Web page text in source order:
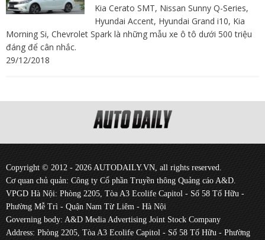
Kia Cerato SMT, Nissan Sunny Q-Series,
Hyundai Accent, Hyundai Grand i10, Kia
Morning Si, Chevrolet Spark là những mẫu xe ô tô dưới 500 triệu
đáng để cân nhắc.
29/12/2018
Copyright © 2012 - 2026 AUTODAILY.VN, all rights reserved.
Cơ quan chủ quản: Công ty Cổ phần Truyền thông Quảng cáo A&D.
VPGD Hà Nội: Phòng 2205, Tòa A3 Ecolife Capitol - Số 58 Tố Hữu -
Phường Mễ Trì - Quận Nam Từ Liêm - Hà Nội
Governing body: A&D Media Advertising Joint Stock Company
Address: Phòng 2205, Tòa A3 Ecolife Capitol - Số 58 Tố Hữu - Phường